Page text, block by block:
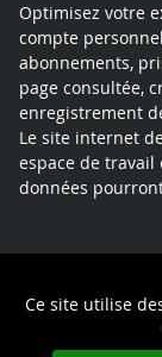
Ce site utilise
Optimisez votre
compte
abonnements,
page consultée,
enregistrement
Le site internet
espace de
données